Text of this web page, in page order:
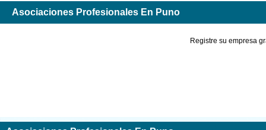
Asociaciones Profesionales En Puno
Registre su empresa